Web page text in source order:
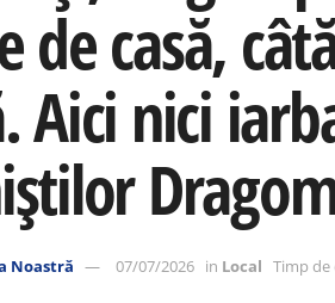
de casă,
Aici nici
Noastră 07/07/2026 in Local Timp